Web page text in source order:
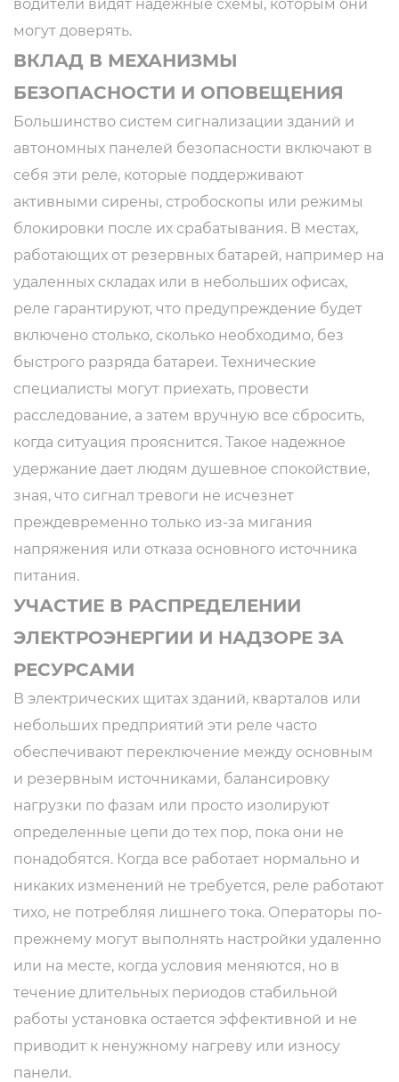
водители видят надежные схемы, которым они
могут доверять.
ВКЛАД В МЕХАНИЗМЫ
БЕЗОПАСНОСТИ И ОПОВЕЩЕНИЯ
Большинство систем сигнализации зданий и
автономных панелей безопасности включают в
себя эти реле, которые поддерживают
активными сирены, стробоскопы или режимы
блокировки после их срабатывания. В местах,
работающих от резервных батарей, например на
удаленных складах или в небольших офисах,
реле гарантируют, что предупреждение будет
включено столько, сколько необходимо, без
быстрого разряда батареи. Технические
специалисты могут приехать, провести
расследование, а затем вручную все сбросить,
когда ситуация прояснится. Такое надежное
удержание дает людям душевное спокойствие,
зная, что сигнал тревоги не исчезнет
преждевременно только из-за мигания
напряжения или отказа основного источника
питания.
УЧАСТИЕ В РАСПРЕДЕЛЕНИИ
ЭЛЕКТРОЭНЕРГИИ И НАДЗОРЕ ЗА
РЕСУРСАМИ
В электрических щитах зданий, кварталов или
небольших предприятий эти реле часто
обеспечивают переключение между основным
и резервным источниками, балансировку
нагрузки по фазам или просто изолируют
определенные цепи до тех пор, пока они не
понадобятся. Когда все работает нормально и
никаких изменений не требуется, реле работают
тихо, не потребляя лишнего тока. Операторы по-
прежнему могут выполнять настройки удаленно
или на месте, когда условия меняются, но в
течение длительных периодов стабильной
работы установка остается эффективной и не
приводит к ненужному нагреву или износу
панели.